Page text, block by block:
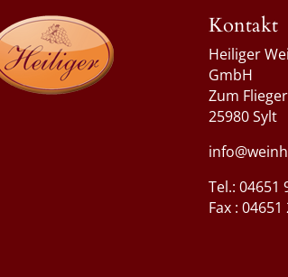
Kontakt
Heiliger
GmbH
Zum
25980 Sylt
Tel.: 04651
Fax : 04651